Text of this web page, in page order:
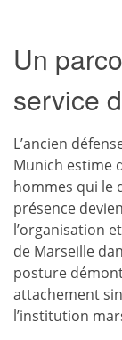
Un
service
L’ancien
Munich estime
hommes qui le
présence
l’organisation
de Marseille
posture
attachement
l’institution